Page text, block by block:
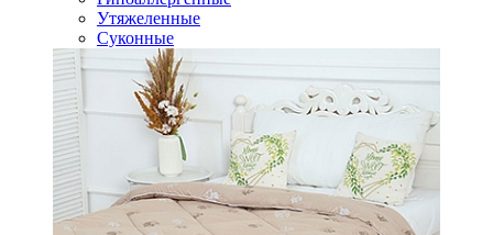
Утяжеленные
Суконные